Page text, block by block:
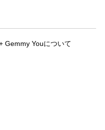
Gemmy Youについて